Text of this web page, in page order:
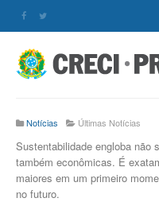
Notícias Últimas Notícias
Sustentabilidade engloba não
também econômicas. É
maiores em um primeiro
no futuro.